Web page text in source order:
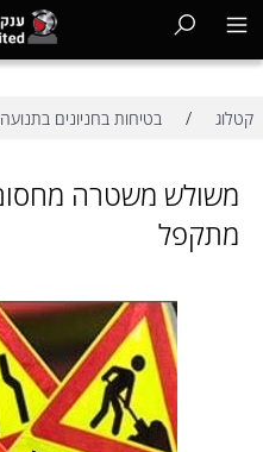
קטלוג / בטיחות בחניונים בתנועה
מתקפל